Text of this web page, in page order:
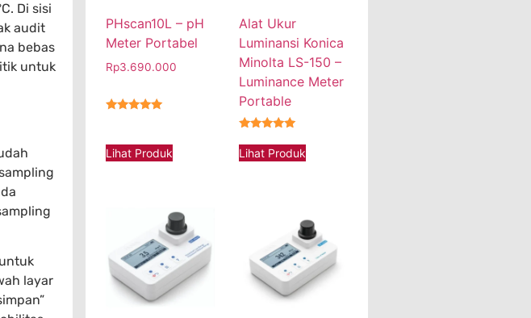
Di sisi
audit
bebas
untuk
layar
PHscan10L – pH
Meter Portabel
Rp3.690.000
Lihat Produk
Alat Ukur
Luminansi Konica
Minolta LS-150 –
Luminance Meter
Portable
Lihat Produk